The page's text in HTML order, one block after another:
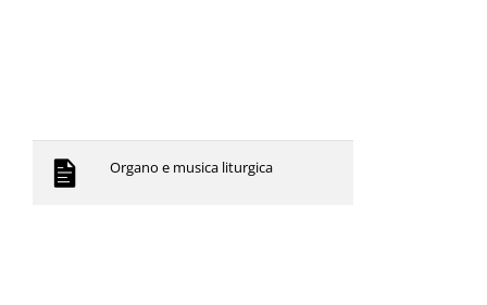
Organo e musica liturgica